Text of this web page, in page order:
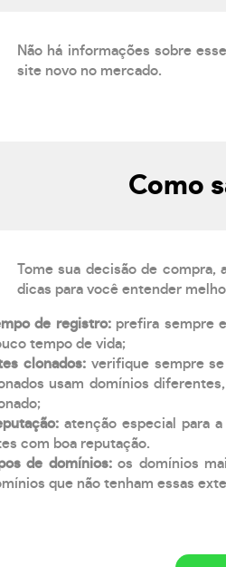
Não há informações sobre
site novo no mercado.
Como
Tome sua decisão de compra,
dicas para você entender
de registro: prefira sempre
tempo de vida;
clonados: verifique sempre
usam domínios
atenção especial para
com boa reputação.
de domínios:os domínios
que não tenham essas